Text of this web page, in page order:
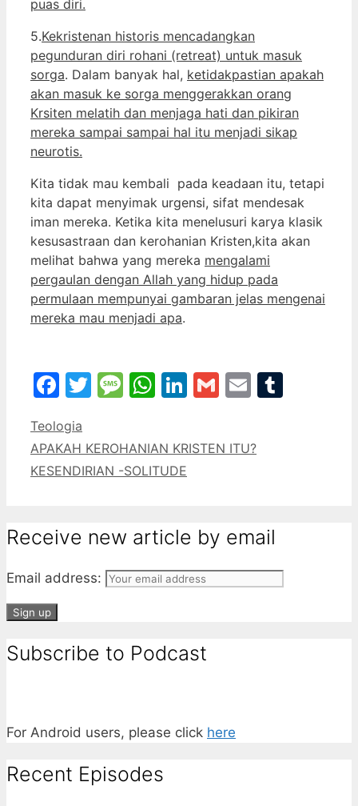
puas diri.
5.Kekristenan historis mencadangkan
pegunduran diri rohani (retreat) untuk masuk
sorga. Dalam banyak hal, ketidakpastian apakah
akan masuk ke sorga menggerakkan orang
Krsiten melatih dan menjaga hati dan pikiran
mereka sampai sampai hal itu menjadi sikap
neurotis.
Kita tidak mau kembali pada keadaan itu, tetapi
kita dapat menyimak urgensi, sifat mendesak
iman mereka. Ketika kita menelusuri karya klasik
kesusastraan dan kerohanian Kristen,kita akan
melihat bahwa yang mereka mengalami
pergaulan dengan Allah yang hidup pada
permulaan mempunyai gambaran jelas mengenai
mereka mau menjadi apa.
Facebook
Twitter
Message
WhatsApp
LinkedIn
Gmail
Email
Categories
Teologia
APAKAH KEROHANIAN KRISTEN ITU?
KESENDIRIAN -SOLITUDE
Receive new article by email
Email address:
Subscribe to Podcast
For Android users, please click here
Recent Episodes